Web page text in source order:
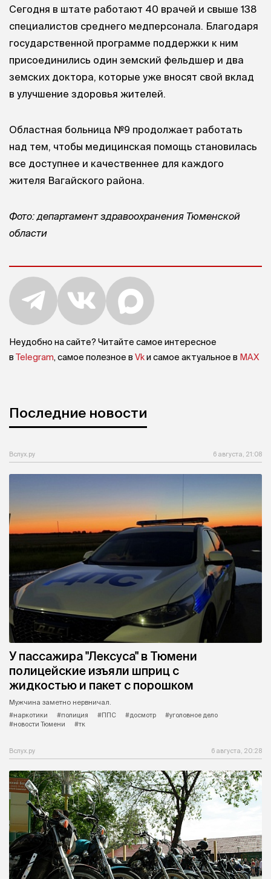
Сегодня в штате работают 40 врачей и свыше 138
специалистов среднего медперсонала. Благодаря
государственной программе поддержки к ним
присоединились один земский фельдшер и два
земских доктора, которые уже вносят свой вклад
в улучшение здоровья жителей.
Областная больница №9 продолжает работать
над тем, чтобы медицинская помощь становилась
все доступнее и качественнее для каждого
жителя Вагайского района.
Фото: департамент здравоохранения Тюменской
области
Неудобно на сайте? Читайте самое интересное
в Telegram, самое полезное в Vkи самое актуальное в MAX
Последние новости
Вслух.ру 6 августа, 21:08
У пассажира "Лексуса" в Тюмени
полицейские изъяли шприц с
жидкостью и пакет с порошком
Мужчина заметно нервничал.
#наркотики
#полиция #ППС #досмотр
#уголовное дело
#новости Тюмени
#тк
Вслух.ру 6 августа, 20:28